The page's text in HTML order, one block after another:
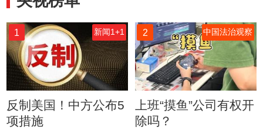
1 新闻1+1
反制美国！中方公布5
项措施
2 中国法治观察
上班“摸鱼”公司有权开
除吗？